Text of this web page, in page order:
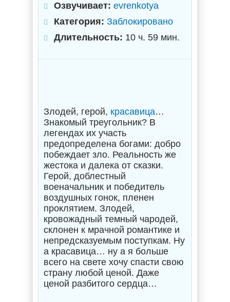
Озвучивает: evrenkotya
Категория: Заблокировано
Длительность: 10 ч. 59 мин.
Злодей, герой, красавица…
Знакомый треугольник? В
легендах их участь
предопределена богами: добро
побеждает зло. Реальность же
жестока и далека от сказки.
Герой, доблестный
военачальник и победитель
воздушных гонок, пленен
проклятием. Злодей,
кровожадный темный чародей,
склонен к мрачной романтике и
непредсказуемым поступкам. Ну
а красавица… ну а я больше
всего на свете хочу спасти свою
страну любой ценой. Даже
ценой разбитого сердца…